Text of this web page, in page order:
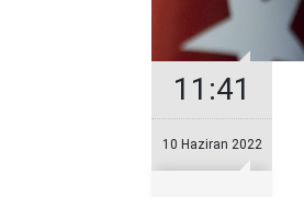
11:41
10 Haziran 2022